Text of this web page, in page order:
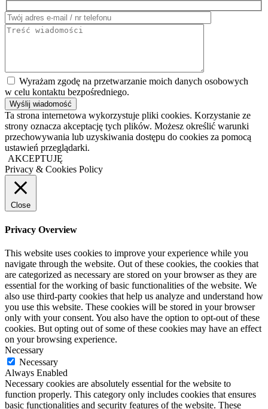
Wyrażam zgodę na przetwarzanie moich danych osobowych
w celu kontaktu bezpośredniego.
Ta strona internetowa wykorzystuje pliki cookies. Korzystanie ze
strony oznacza akceptację tych plików. Możesz określić warunki
przechowywania lub uzyskiwania dostępu do cookies za pomocą
ustawień przeglądarki.
AKCEPTUJĘ
Privacy & Cookies Policy
Close
Privacy Overview
This website uses cookies to improve your experience while you
navigate through the website. Out of these cookies, the cookies that
are categorized as necessary are stored on your browser as they are
essential for the working of basic functionalities of the website. We
also use third-party cookies that help us analyze and understand how
you use this website. These cookies will be stored in your browser
only with your consent. You also have the option to opt-out of these
cookies. But opting out of some of these cookies may have an effect
on your browsing experience.
Necessary
Necessary
Always Enabled
Necessary cookies are absolutely essential for the website to
function properly. This category only includes cookies that ensures
basic functionalities and security features of the website. These